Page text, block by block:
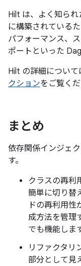
Hilt は、よく知ら
に構築されている
パフォーマンス、
ポートといった
Hilt の詳細について
クションをご覧くだ
まとめ
依存関係インジェ
す。
クラスの再利
簡単に切り替
ドの再利用性
成方法を管理
でも機能します
リファクタリ
部分として見